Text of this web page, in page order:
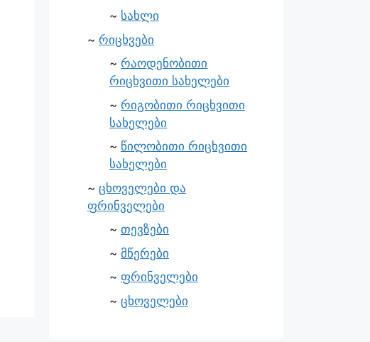
სახლი
რიცხვები
რაოდენობითი
რიცხვითი სახელები
რიგობითი რიცხვითი
სახელები
წილობითი რიცხვითი
სახელები
ცხოველები და
ფრინველები
თევზები
მწერები
ფრინველები
ცხოველები